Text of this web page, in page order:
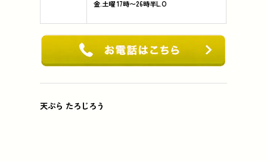
金.土曜 17時〜26時半L.O
天ぷら たろじろう